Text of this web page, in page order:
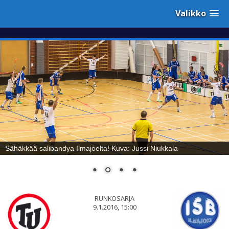
Valikko
Sähäkkää salibandya Ilmajoelta! Kuva: Jussi Niukkala
RUNKOSARJA
9.1.2016, 15:00